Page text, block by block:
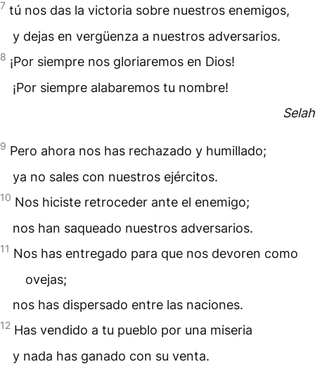
7 tú nos das la victoria sobre nuestros enemigos,
y dejas en vergüenza a nuestros adversarios.
8 ¡Por siempre nos gloriaremos en Dios!
¡Por siempre alabaremos tu nombre!
Selah
9 Pero ahora nos has rechazado y humillado;
ya no sales con nuestros ejércitos.
10 Nos hiciste retroceder ante el enemigo;
nos han saqueado nuestros adversarios.
11 Nos has entregado para que nos devoren como
ovejas;
nos has dispersado entre las naciones.
12 Has vendido a tu pueblo por una miseria
y nada has ganado con su venta.